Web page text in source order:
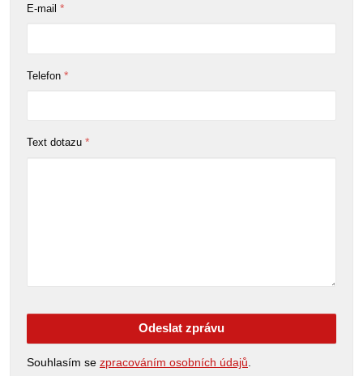
E-mail *
Telefon *
Text dotazu *
Odeslat zprávu
Souhlasím se zpracováním osobních údajů